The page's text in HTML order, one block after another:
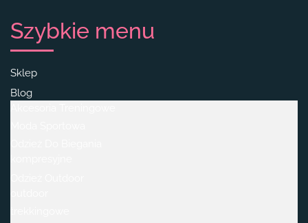
Szybkie menu
Sklep
Blog